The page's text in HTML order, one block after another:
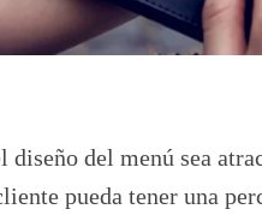
diseño del menú sea
pueda tener una